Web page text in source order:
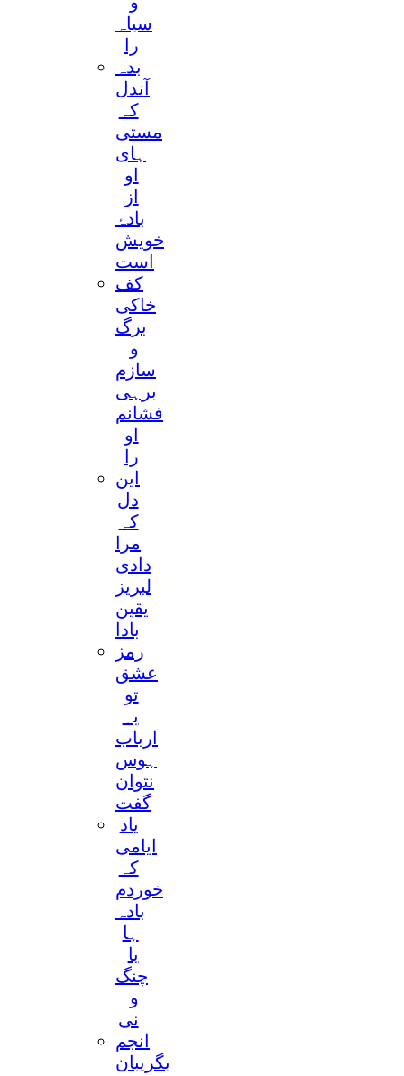
سیاہ
را
بدہ
آندل
کہ
مستی
ہای
او
از
بادۂ
خویش
است
کف
خاکی
برگ
و
سازم
برہی
فشانم
او
را
این
دل
کہ
مرا
دادی
لبریز
یقین
بادا
رمز
عشق
تو
بہ
ارباب
ہوس
نتوان
گفت
یاد
ایامی
کہ
خوردم
بادہ
ہا
با
چنگ
و
نی
انجم
بگریبان